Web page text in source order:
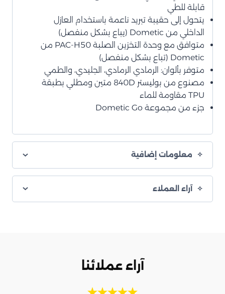
قابلة للطي
يتحول إلى حقيبة تبريد ناعمة باستخدام العازل
الداخلي من Dometic (يباع بشكل منفصل)
متوافق مع وحدة التخزين الصلبة PAC-H50 من
Dometic (تباع بشكل منفصل)
متوفر بألوان: الرمادي الرمادي، الجليدي، والطمي
مصنوع من بوليستر 840D متين ومطلي بطبقة
TPU مقاومة للماء
جزء من مجموعة Dometic Go
معلومات إضافية
آراء العملاء
آراء عملائنا